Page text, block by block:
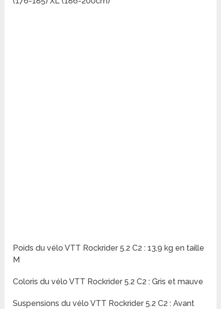
Poids du vélo VTT Rockrider 5.2 C2 : 13,9 kg en taille
M
Coloris du vélo VTT Rockrider 5.2 C2 : Gris et mauve
Suspensions du vélo VTT Rockrider 5.2 C2 : Avant